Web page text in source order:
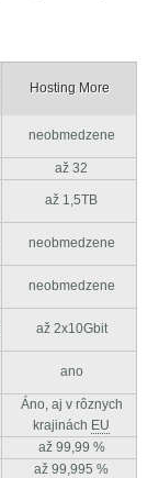
Hosting More
neobmedzene
až 32
až 1,5TB
neobmedzene
neobmedzene
až 2x10Gbit
ano
Áno, aj v rôznych
krajinách EU
až 99,99 %
až 99,995 %